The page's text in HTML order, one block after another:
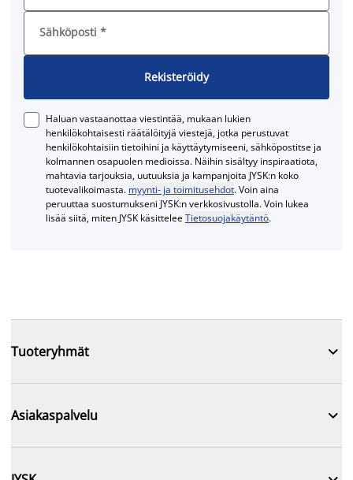
Sähköposti *
Rekisteröidy
Haluan vastaanottaa viestintää, mukaan lukien
henkilökohtaisesti räätälöityjä viestejä, jotka perustuvat
henkilökohtaisiin tietoihini ja käyttäytymiseeni, sähköpostitse ja
kolmannen osapuolen medioissa. Näihin sisältyy inspiraatiota,
mahtavia tarjouksia, uutuuksia ja kampanjoita JYSK:n koko
tuotevalikoimasta. myynti- ja toimitusehdot. Voin aina
peruuttaa suostumukseni JYSK:n verkkosivustolla. Voin lukea
lisää siitä, miten JYSK käsitteleeTietosuojakäytäntö.
Tuoteryhmät 
Asiakaspalvelu 